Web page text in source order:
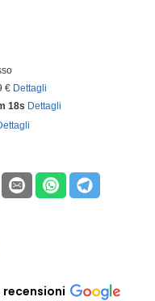
€ Dettagli
18s Dettagli
recensioni